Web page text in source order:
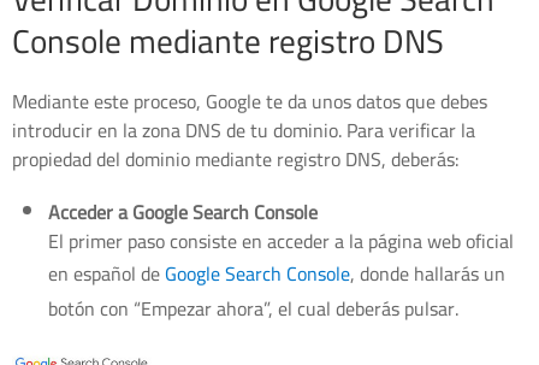
Console mediante registro DNS
Mediante este proceso, Google te da unos datos que debes
introducir en la zona DNS de tu dominio. Para verificar la
propiedad del dominio mediante registro DNS, deberás:
Acceder a Google Search Console
El primer paso consiste en acceder a la página web oficial
en español deGoogle Search Console, donde hallarás un
botón con “Empezar ahora”, el cual deberás pulsar.